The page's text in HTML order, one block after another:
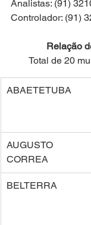
Analistas: (91)
Controlador: (91)
Relação
Total de 20
ABAETETUBA
AUGUSTO
CORREA
BELTERRA